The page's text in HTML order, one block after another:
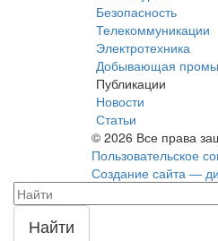
Безопасность
Телекоммуникации
Электротехника
Добывающая
Публикации
Новости
Статьи
© 2026 Все права
Пользовательское
Создание сайта —
Найти